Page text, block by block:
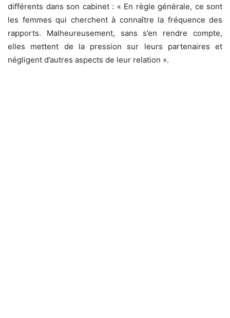
différents dans son cabinet : « En règle générale, ce sont
les femmes qui cherchent à connaître la fréquence des
rapports. Malheureusement, sans s’en rendre compte,
elles mettent de la pression sur leurs partenaires et
négligent d’autres aspects de leur relation ».